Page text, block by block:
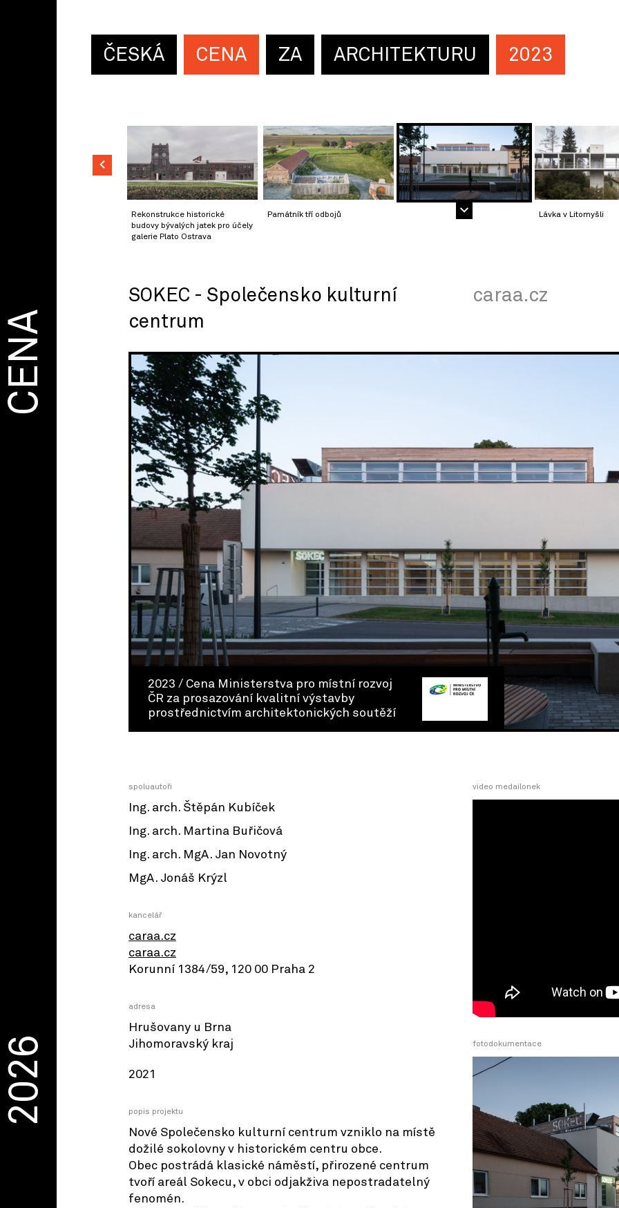
ČESKÁ CENA ZA ARCHITEKTURU 2023
Rekonstrukce historické
budovy bývalých jatek pro účely
galerie Plato Ostrava
Památník tří odbojů Lávka v Litomyšli
SOKEC - Společensko kulturní
centrum
caraa.cz
2023 / Cena Ministerstva pro místní rozvoj
ČR za prosazování kvalitní výstavby
prostřednictvím architektonických soutěží
spoluautoři
Ing. arch. Štěpán Kubíček
Ing. arch. Martina Buřičová
Ing. arch. MgA. Jan Novotný
MgA. Jonáš Krýzl
kancelář
caraa.cz
caraa.cz
Korunní 1384/59, 120 00 Praha 2
adresa
Hrušovany u Brna
Jihomoravský kraj
2021
popis projektu
Nové Společensko kulturní centrum vzniklo na místě
dožilé sokolovny v historickém centru obce.
Obec postrádá klasické náměstí, přirozené centrum
tvoří areál Sokecu, v obci odjakživa nepostradatelný
fenomén.
video medailonek
fotodokumentace
2026
CENA